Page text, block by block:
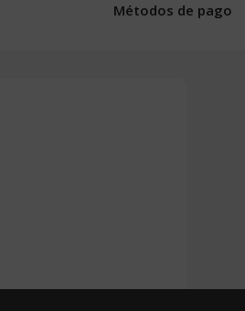
Métodos de pago